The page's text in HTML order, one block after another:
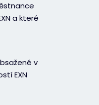
a které
v
EXN